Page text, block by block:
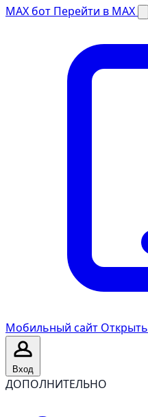
MAX бот Перейти в MAX
Мобильный сайт Открыть
Вход
ДОПОЛНИТЕЛЬНО